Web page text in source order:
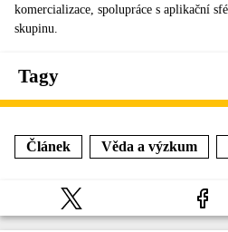
komercializace, spolupráce s aplikační
skupinu.
Tagy
Článek Věda a výzkum